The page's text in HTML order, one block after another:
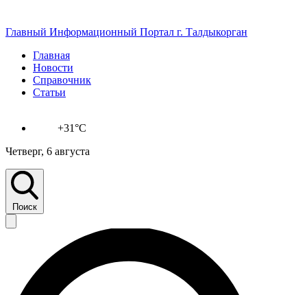
Главный Информационный Портал г. Талдыкорган
Главная
Новости
Справочник
Статьи
+31°C
Четверг, 6 августа
Поиск